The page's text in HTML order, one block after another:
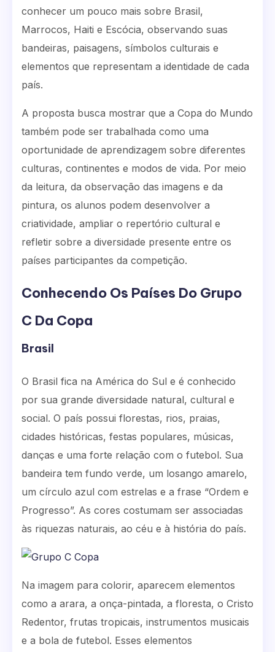
conhecer um pouco mais sobre Brasil,
Marrocos, Haiti e Escócia, observando suas
bandeiras, paisagens, símbolos culturais e
elementos que representam a identidade de cada
país.
A proposta busca mostrar que a Copa do Mundo
também pode ser trabalhada como uma
oportunidade de aprendizagem sobre diferentes
culturas, continentes e modos de vida. Por meio
da leitura, da observação das imagens e da
pintura, os alunos podem desenvolver a
criatividade, ampliar o repertório cultural e
refletir sobre a diversidade presente entre os
países participantes da competição.
Conhecendo Os Países Do Grupo
C Da Copa
Brasil
O Brasil fica na América do Sul e é conhecido
por sua grande diversidade natural, cultural e
social. O país possui florestas, rios, praias,
cidades históricas, festas populares, músicas,
danças e uma forte relação com o futebol. Sua
bandeira tem fundo verde, um losango amarelo,
um círculo azul com estrelas e a frase “Ordem e
Progresso”. As cores costumam ser associadas
às riquezas naturais, ao céu e à história do país.
Na imagem para colorir, aparecem elementos
como a arara, a onça-pintada, a floresta, o Cristo
Redentor, frutas tropicais, instrumentos musicais
e a bola de futebol. Esses elementos